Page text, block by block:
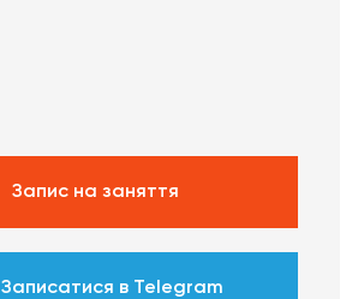
Запис на заняття
Записатися в Telegram